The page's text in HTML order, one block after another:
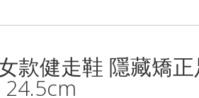
款健走鞋 隱藏矯
24.5cm